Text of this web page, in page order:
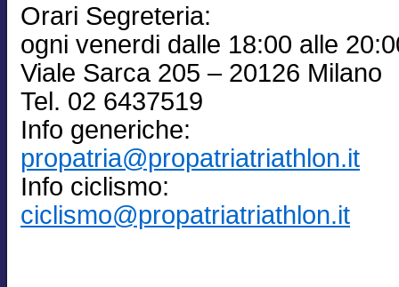
Orari Segreteria:
ogni venerdi dalle 18:00 alle
Viale Sarca 205 – 20126 Milano
Tel. 02 6437519
Info generiche:
propatria@propatriatriathlon.it
Info ciclismo:
ciclismo@propatriatriathlon.it